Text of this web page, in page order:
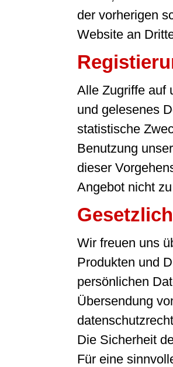
der vorherigen
Website an
Alle Zugriffe auf
und gelesenes
statistische
Benutzung
dieser
Angebot nicht
Wir freuen uns
Produkten und
persönlichen
Übersendung
Die Sicherheit
Für eine